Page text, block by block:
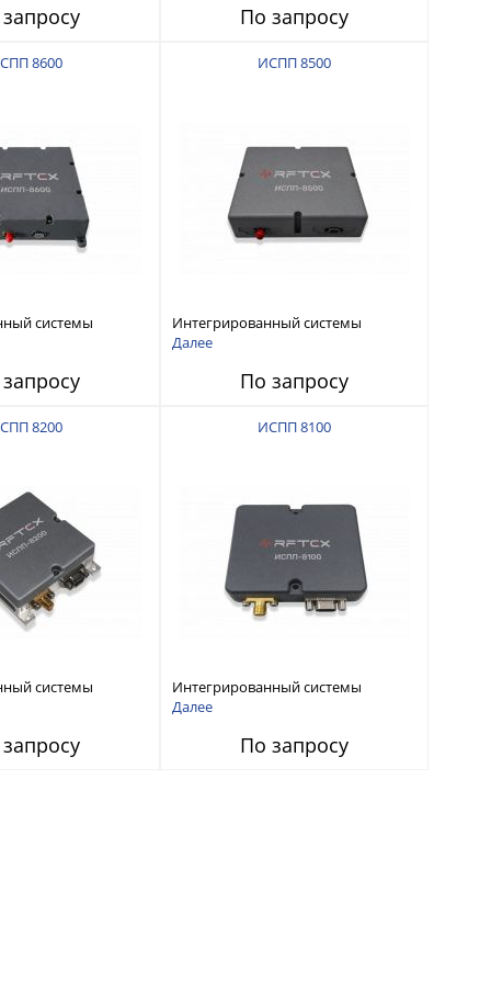
По запросу
8600
системы
помех RFТех
ИСПП 8500
Интегрированный системы
защиты от ГНСС-помех RFТех
Далее
По запросу
8200
системы
помех RFТех
ИСПП 8100
Интегрированный системы
защиты от ГНСС-помех RFТех
Далее
По запросу